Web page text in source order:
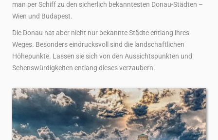
man per Schiff zu den sicherlich bekanntesten Donau-Städten –
Wien und Budapest.
Die Donau hat aber nicht nur bekannte Städte entlang ihres
Weges. Besonders eindrucksvoll sind die landschaftlichen
Höhepunkte. Lassen sie sich von den Aussichtspunkten und
Sehenswürdigkeiten entlang dieses verzaubern.